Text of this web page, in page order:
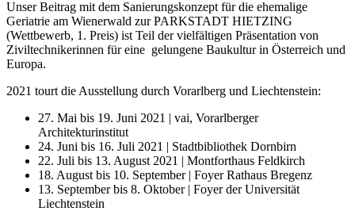
Unser Beitrag mit dem Sanierungskonzept für die ehemalige
Geriatrie am Wienerwald zur PARKSTADT HIETZING
(Wettbewerb, 1. Preis) ist Teil der vielfältigen Präsentation von
Ziviltechnikerinnen für eine gelungene Baukultur in Österreich und
Europa.
2021 tourt die Ausstellung durch Vorarlberg und Liechtenstein:
27. Mai bis 19. Juni 2021 | vai, Vorarlberger
Architekturinstitut
24. Juni bis 16. Juli 2021 | Stadtbibliothek Dornbirn
22. Juli bis 13. August 2021 | Montforthaus Feldkirch
18. August bis 10. September | Foyer Rathaus Bregenz
13. September bis 8. Oktober | Foyer der Universität
Liechtenstein